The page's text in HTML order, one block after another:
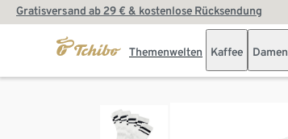
Gratisversand ab 29 € & kostenlose Rücksendung
Themenwelten Kaffee Damen